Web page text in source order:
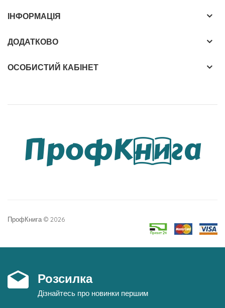
ІНФОРМАЦІЯ
ДОДАТКОВО
ОСОБИСТИЙ КАБІНЕТ
ПрофКнига © 2026
Розсилка
Дізнайтесь про новинки першим